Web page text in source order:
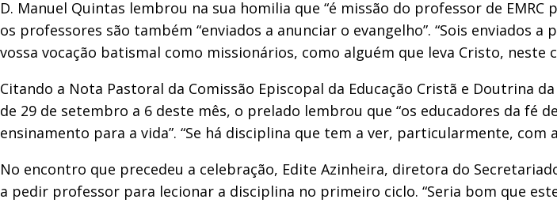
D. Manuel Quintas lembrou na sua homilia que “é missão do professor de
os professores são também “enviados a anunciar o evangelho”. “Sois enviados
vossa vocação batismal como missionários, como alguém que leva Cristo, neste
Citando a Nota Pastoral da Comissão Episcopal da Educação Cristã e Doutrina
de 29 de setembro a 6 deste mês, o prelado lembrou que “os educadores da
ensinamento para a vida”. “Se há disciplina que tem a ver, particularmente, com
No encontro que precedeu a celebração, Edite Azinheira, diretora do
a pedir professor para lecionar a disciplina no primeiro ciclo. “Seria bom que